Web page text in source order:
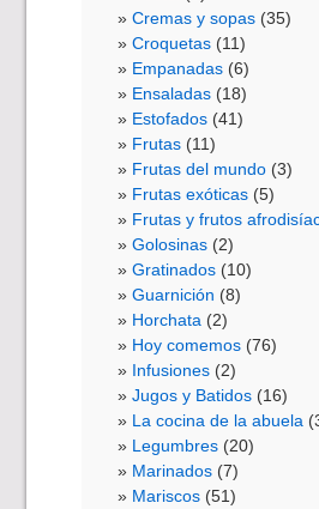
Cremas y sopas (35)
Croquetas (11)
Empanadas (6)
Ensaladas (18)
Estofados (41)
Frutas (11)
Frutas del mundo (3)
Frutas exóticas (5)
Frutas y frutos
Golosinas (2)
Gratinados (10)
Guarnición (8)
Horchata (2)
Hoy comemos (76)
Infusiones (2)
Jugos y Batidos (16)
La cocina de la abuela
Legumbres (20)
Marinados (7)
Mariscos (51)